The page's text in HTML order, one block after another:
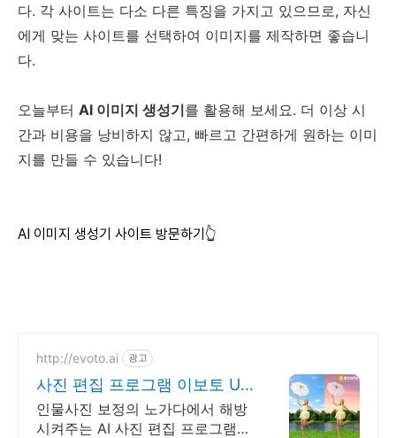
다. 각 사이트는 다소 다른 특징을 가지고 있으므로, 자신
에게 맞는 사이트를 선택하여 이미지를 제작하면 좋습니
다.
오늘부터 AI 이미지 생성기를 활용해 보세요. 더 이상 시
간과 비용을 낭비하지 않고, 빠르고 간편하게 원하는 이미
지를 만들 수 있습니다!
AI 이미지 생성기 사이트 방문하기👆
http://evoto.ai 광고
사진 편집 프로그램 이보토 Up
to 25% off
인물사진 보정의 노가다에서 해방
시켜주는 AI 사진 편집 프로그램